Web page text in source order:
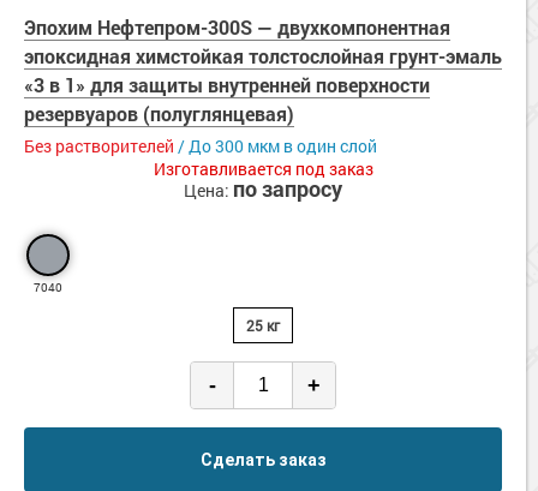
Морозостойкие краски для металла
Морозостойкие краски для фасада
Сопутствующие товары
Эпохим Нефтепром-300S — двухкомпонентная
эпоксидная химстойкая толстослойная грунт-эмаль
«3 в 1» для защиты внутренней поверхности
резервуаров (полуглянцевая)
Без растворителей / До 300 мкм в один слой
Изготавливается под заказ
Цена: по запросу
7040
25 кг
- +
Сделать заказ